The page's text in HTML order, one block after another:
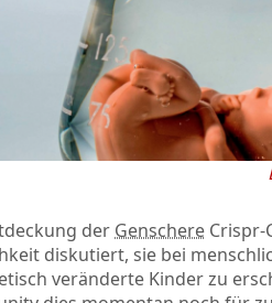
der Genschere Crispr-
diskutiert, sie bei
veränderte Kinder zu